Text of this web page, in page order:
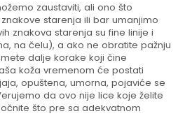
zaustaviti, ali ono što
starenja ili bar umanjimo
znakova starenja su fine linije i
na čelu), a ako ne obratite pažnju
dalje korake koji čine
koža vremenom će postati
opuštena, umorna, pojaviće se
da ovo nije lice koje želite
što pre sa adekvatnom